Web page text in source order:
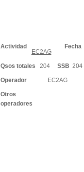
Actividad
EC2AG
Fecha
Qsos totales 204 SSB 204
Operador EC2AG
Otros
operadores